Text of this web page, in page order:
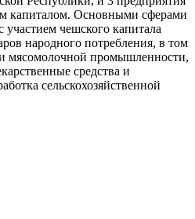
капиталом. Основными сферами
участием чешского капитала
народного потребления, в том
мясомолочной промышленности,
средства и
сельскохозяйственной